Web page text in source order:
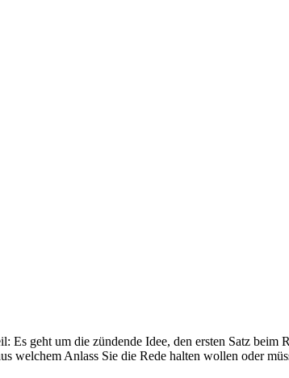
geht um die zündende Idee, den ersten Satz beim
welchem Anlass Sie die Rede halten wollen oder